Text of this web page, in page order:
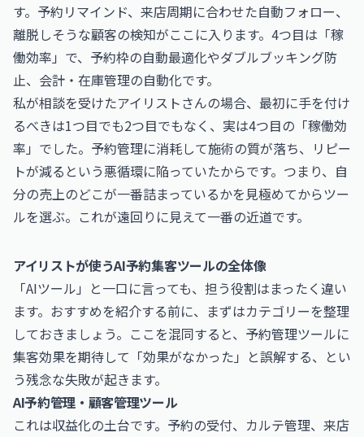
す。予約リマインド、来店周期に合わせた自動フォロー、
離脱しそうな顧客の検知がここに入ります。4つ目は「稼
働効率」で、予約枠の自動最適化やダブルブッキング防
止、会計・在庫管理の自動化です。
私が相談を受けたアイリストさんの場合、最初に手を付け
るべきは1つ目でも2つ目でもなく、実は4つ目の「稼働効
率」でした。予約管理に消耗して施術の質が落ち、リピー
トが減るという悪循環に陥っていたからです。つまり、自
分の売上のどこが一番詰まっているかを見極めてからツー
ルを選ぶ。これが遠回りに見えて一番の近道です。
アイリストが使うAI予約集客ツールの全体像
「AIツール」と一口に言っても、担う役割はまったく違い
ます。おすすめを紹介する前に、まずはカテゴリーを整理
しておきましょう。ここを混同すると、予約管理ツールに
集客効果を期待して「効果がなかった」と誤解する、とい
う残念な失敗が起きます。
AI予約管理・顧客管理ツール
これは収益化の土台です。予約の受付、カルテ管理、来店